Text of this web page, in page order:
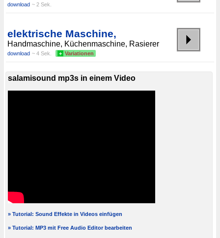
download ~ 2 Sek.
elektrische Maschine,
Handmaschine, Küchenmaschine, Rasierer
download ~ 4 Sek. + Variationen
salamisound mp3s in einem Video
» Tutorial: Sound Effekte in Videos einfügen
» Tutorial: MP3 mit Free Audio Editor bearbeiten